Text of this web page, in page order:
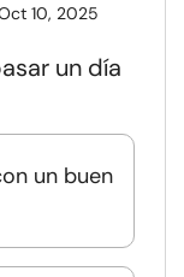
10, 2025
un día
un buen